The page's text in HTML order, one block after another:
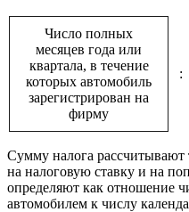
Число полных
месяцев года или
квартала, в течение
которых автомобиль
зарегистрирован на
фирму
:
Сумму налога
на налоговую ставку и на
определяют как отношение
автомобилем к числу